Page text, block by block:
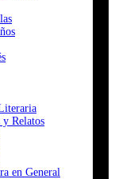
y Relatos
en General